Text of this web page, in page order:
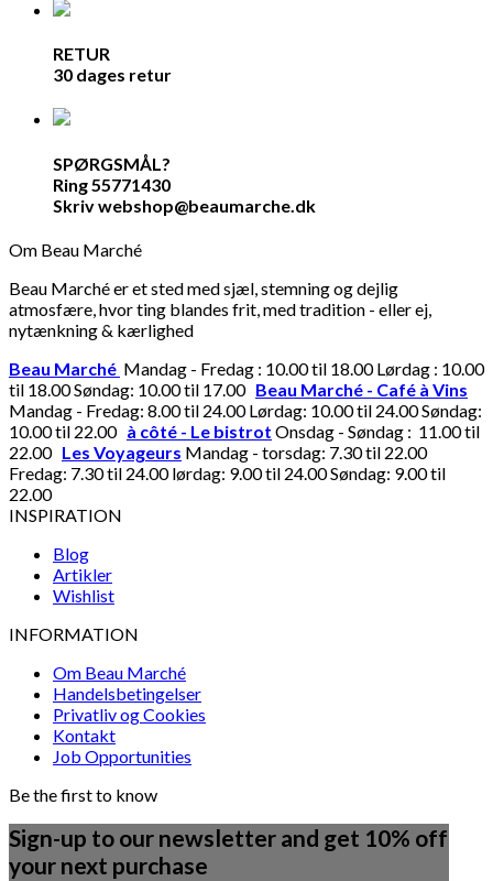
RETUR
30 dages retur
SPØRGSMÅL?
Ring 55771430
Skriv webshop@beaumarche.dk
Om Beau Marché
Beau Marché er et sted med sjæl, stemning og dejlig
atmosfære, hvor ting blandes frit, med tradition - eller ej,
nytænkning & kærlighed
Beau Marché Mandag - Fredag : 10.00 til 18.00 Lørdag : 10.00
til 18.00 Søndag: 10.00 til 17.00 Beau Marché - Café à Vins
Mandag - Fredag: 8.00 til 24.00 Lørdag: 10.00 til 24.00 Søndag:
10.00 til 22.00 à côté - Le bistrot Onsdag - Søndag : 11.00 til
22.00 Les Voyageurs Mandag - torsdag: 7.30 til 22.00
Fredag: 7.30 til 24.00 lørdag: 9.00 til 24.00 Søndag: 9.00 til
22.00
INSPIRATION
Blog
Artikler
Wishlist
INFORMATION
Om Beau Marché
Handelsbetingelser
Privatliv og Cookies
Kontakt
Job Opportunities
Be the first to know
Sign-up to our newsletter and get 10% off
your next purchase